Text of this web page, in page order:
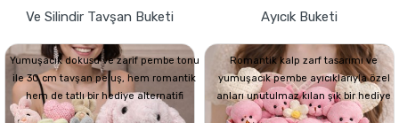
Ve Silindir Tavşan Buketi
Yumuşacık dokusu ve zarif pembe tonu
ile 30 cm tavşan peluş, hem romantik
hem de tatlı bir hediye alternatifi
Ayıcık Buketi
Romantik kalp zarf tasarımı ve
yumuşacık pembe ayıcıklarıyla özel
anları unutulmaz kılan şık bir hediye